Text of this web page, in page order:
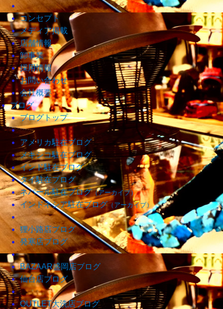
コンセプト
メディア掲載
店舗情報
卸事業
採用情報
お問い合わせ
会社概要
ブログ
ブログトップ
アメリカ駐在ブログ
メキシコ駐在ブログ
インド駐在ブログ
タイ駐在ブログ
ネパール駐在ブログ（アーカイブ）
インドネシア駐在ブログ（アーカイブ）
狸小路店ブログ
発寒店ブログ
BAZAAR盛岡店ブログ
仙台店ブログ
OUTLET大洗店ブログ